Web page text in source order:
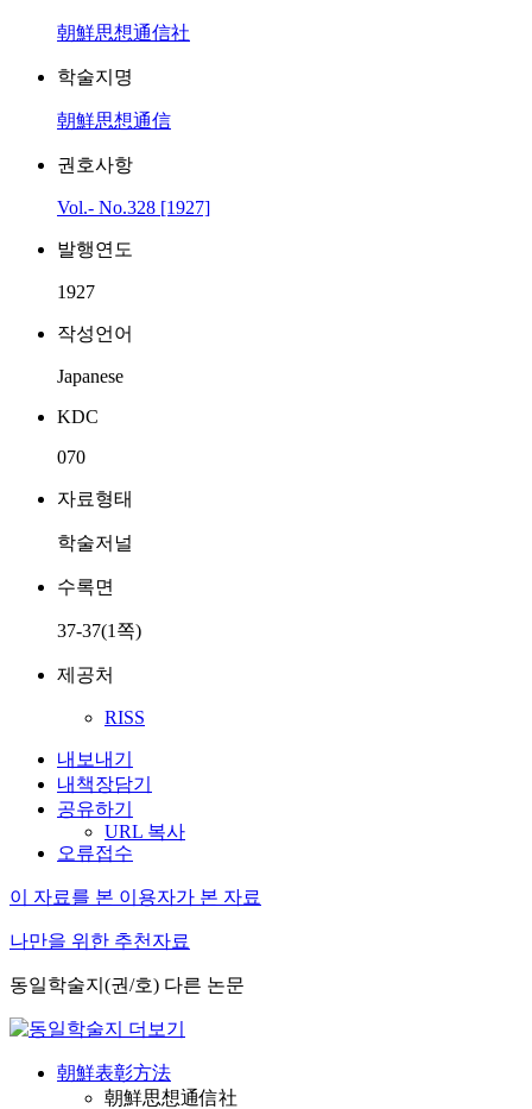
朝鮮思想通信社
학술지명
朝鮮思想通信
권호사항
Vol.- No.328 [1927]
발행연도
1927
작성언어
Japanese
KDC
070
자료형태
학술저널
수록면
37-37(1쪽)
제공처
RISS
내보내기
내책장담기
공유하기
URL 복사
오류접수
이 자료를 본 이용자가 본 자료
나만을 위한 추천자료
동일학술지(권/호) 다른 논문
朝鮮表彰方法
朝鮮思想通信社